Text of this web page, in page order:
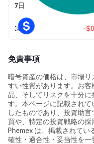
7日
30日 -
免責事項
暗号資産の価格は、市場
すい性質があります。お
品、そしてリスクを十分
す。本ページに記載され
したものであり、投資助
買や、特定の投資戦略の採
Phemex は、掲載されてい
確性・適合性・妥当性を一